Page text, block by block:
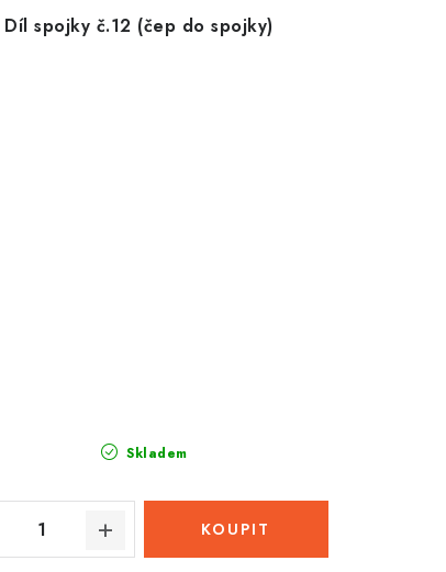
Díl spojky č.12 (čep do spojky)
Skladem